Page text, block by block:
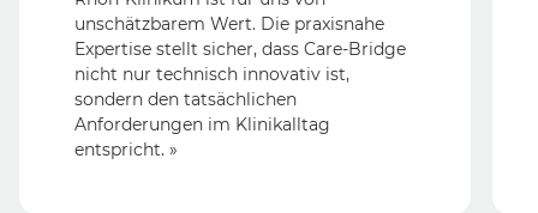
unschätzbarem Wert. Die praxisnahe
Expertise stellt sicher, dass Care-Bridge
nicht nur technisch innovativ ist,
sondern den tatsächlichen
Anforderungen im Klinikalltag
entspricht. »